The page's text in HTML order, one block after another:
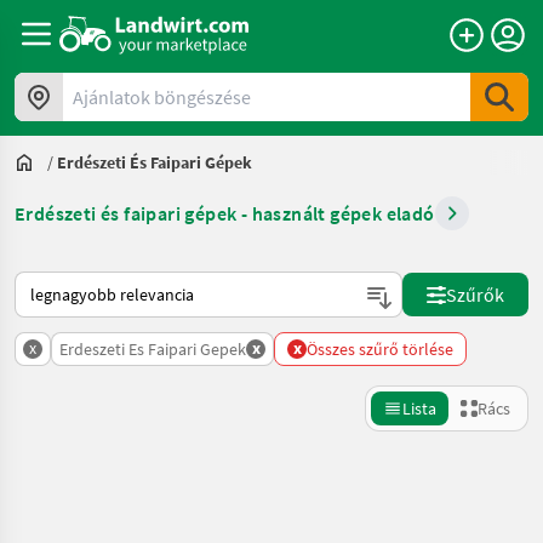
Ajánlatok böngészése
/ Erdészeti És Faipari Gépek
Erdészeti és faipari gépek - használt gépek eladó
Így van sorba rendezve a Landwirt.com-on
Szűrők
x Erdeszeti Es Faipari Gepek x x Összes szűrő törlése
Lista Rács